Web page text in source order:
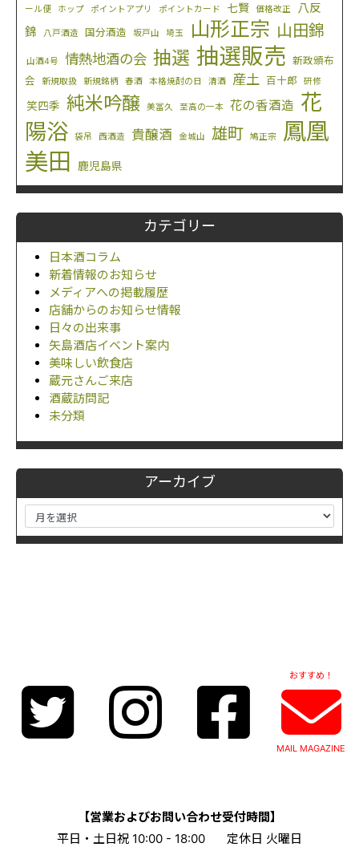
ール便
ホップ ポイントアプリ ポイントカード 七賢 価格改正
八反
錦
八戸酒造 国分酒造 坂戸山 埼玉 山形正宗 山田錦
山酒4号 情熱地酒の会 抽選 抽選販売 新政頒布
会
新規取扱 新規銘柄 春酒 本格焼酎の日 清酒 産土 百十郎 研修
笑四季 純米吟醸 美冨久 至高の一本 花の香酒造 花
陽浴
袋吊 西酒造 貴醸酒 金城山 雄町 鳩正宗
鳳凰
美田
鹿児島県
カテゴリー
日本酒コラム
新着情報のお知らせ
メディアへの掲載履歴
店舗からのお知らせ情報
日々の出来事
矢島酒店イベント案内
美味しい飲食店
蔵元さんご来店
酒蔵訪問記
未分類
アーカイブ
おすすめ！
MAIL MAGAZINE
【営業およびお問い合わせ受付時間】
平日・土日祝 10:00 - 18:00
定休日 火曜日